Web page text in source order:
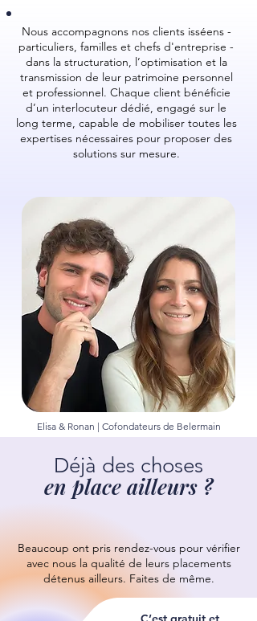
Nous accompagnons nos clients isséens -
particuliers, familles et chefs d'entreprise -
dans la structuration, l’optimisation et la
transmission de leur patrimoine personnel
et professionnel. Chaque client bénéficie
d’un interlocuteur dédié, engagé sur le
long terme, capable de mobiliser toutes les
expertises nécessaires pour proposer des
solutions sur mesure.
Elisa & Ronan | Cofondateurs de Belermain
Déjà des choses
en place ailleurs ?
Beaucoup ont pris rendez-vous pour vérifier
avec nous la qualité de leurs placements
détenus ailleurs. Faites de même.